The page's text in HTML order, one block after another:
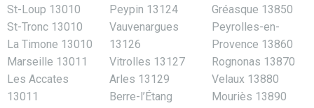
St-Loup 13010
St-Tronc 13010
La Timone 13010
Marseille 13011
Les Accates
13011
Peypin 13124
Vauvenargues
13126
Vitrolles 13127
Arles 13129
Berre-l’Étang
Gréasque 13850
Peyrolles-en-
Provence 13860
Rognonas 13870
Velaux 13880
Mouriès 13890